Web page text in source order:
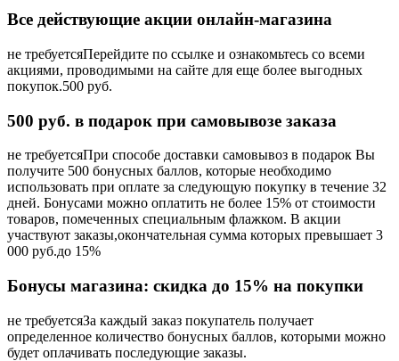
Все действующие акции онлайн-магазина
не требуетсяПерейдите по ссылке и ознакомьтесь со всеми
акциями, проводимыми на сайте для еще более выгодных
покупок.500 руб.
500 руб. в подарок при самовывозе заказа
не требуетсяПри способе доставки самовывоз в подарок Вы
получите 500 бонусных баллов, которые необходимо
использовать при оплате за следующую покупку в течение 32
дней. Бонусами можно оплатить не более 15% от стоимости
товаров, помеченных специальным флажком. В акции
участвуют заказы,окончательная сумма которых превышает 3
000 руб.до 15%
Бонусы магазина: скидка до 15% на покупки
не требуетсяЗа каждый заказ покупатель получает
определенное количество бонусных баллов, которыми можно
будет оплачивать последующие заказы.